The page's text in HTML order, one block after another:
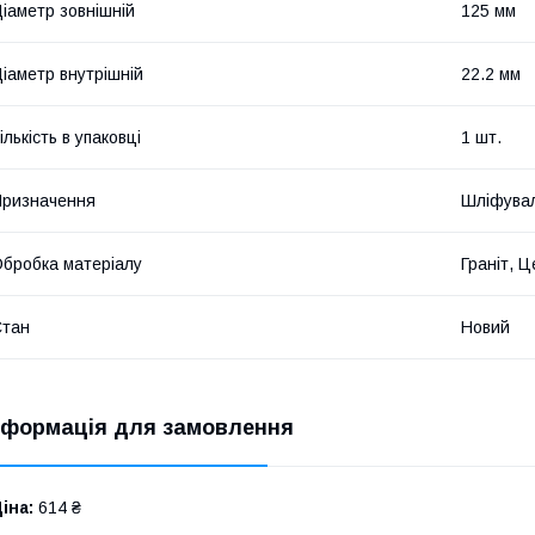
зовнішній 125 мм
внутрішній 22.2 мм
в упаковці 1 шт.
матеріалу Граніт,
Новий
для замовлення
614 ₴